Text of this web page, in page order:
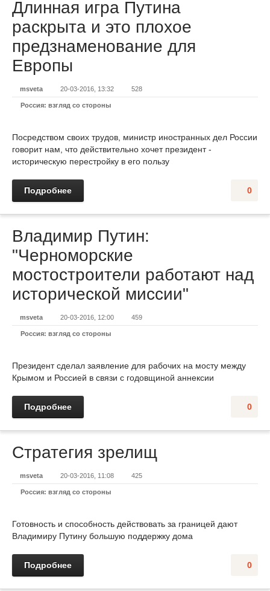
Длинная игра Путина
раскрыта и это плохое
предзнаменование для
Европы
msveta 20-03-2016, 13:32 528
Россия: взгляд со стороны
Посредством своих трудов, министр иностранных дел России
говорит нам, что действительно хочет президент -
историческую перестройку в его пользу
0
Подробнее
Владимир Путин:
"Черноморские
мостостроители работают над
исторической миссии"
msveta 20-03-2016, 12:00 459
Россия: взгляд со стороны
Президент сделал заявление для рабочих на мосту между
Крымом и Россией в связи с годовщиной аннексии
0
Подробнее
Стратегия зрелищ
msveta 20-03-2016, 11:08 425
Россия: взгляд со стороны
Готовность и способность действовать за границей дают
Владимиру Путину большую поддержку дома
0
Подробнее